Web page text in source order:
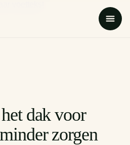
dak voor
zorgen